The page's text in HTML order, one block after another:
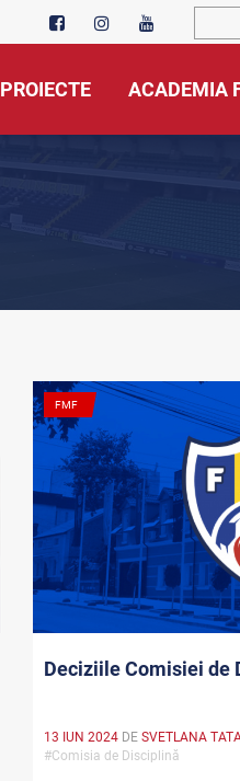
PROIECTE ACADEMIA
FMF
Deciziile Comisiei de
13 IUN 2024 DESVETLANA
#Comisia de Disciplină